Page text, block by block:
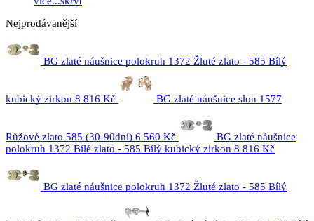
Nejprodávanější
BG zlaté náušnice polokruh 1372 Žluté zlato - 585 Bílý
kubický zirkon 8 816 Kč BG zlaté náušnice slon 1577
Růžové zlato 585 (30-90dní) 6 560 Kč
BG zlaté náušnice
polokruh 1372 Bílé zlato - 585 Bílý kubický zirkon 8 816 Kč
BG zlaté náušnice polokruh 1372 Žluté zlato - 585 Bílý